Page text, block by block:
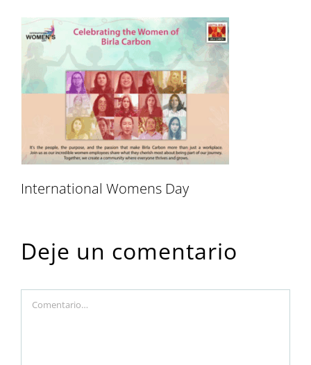
International Womens Day
Deje un comentario
Comment